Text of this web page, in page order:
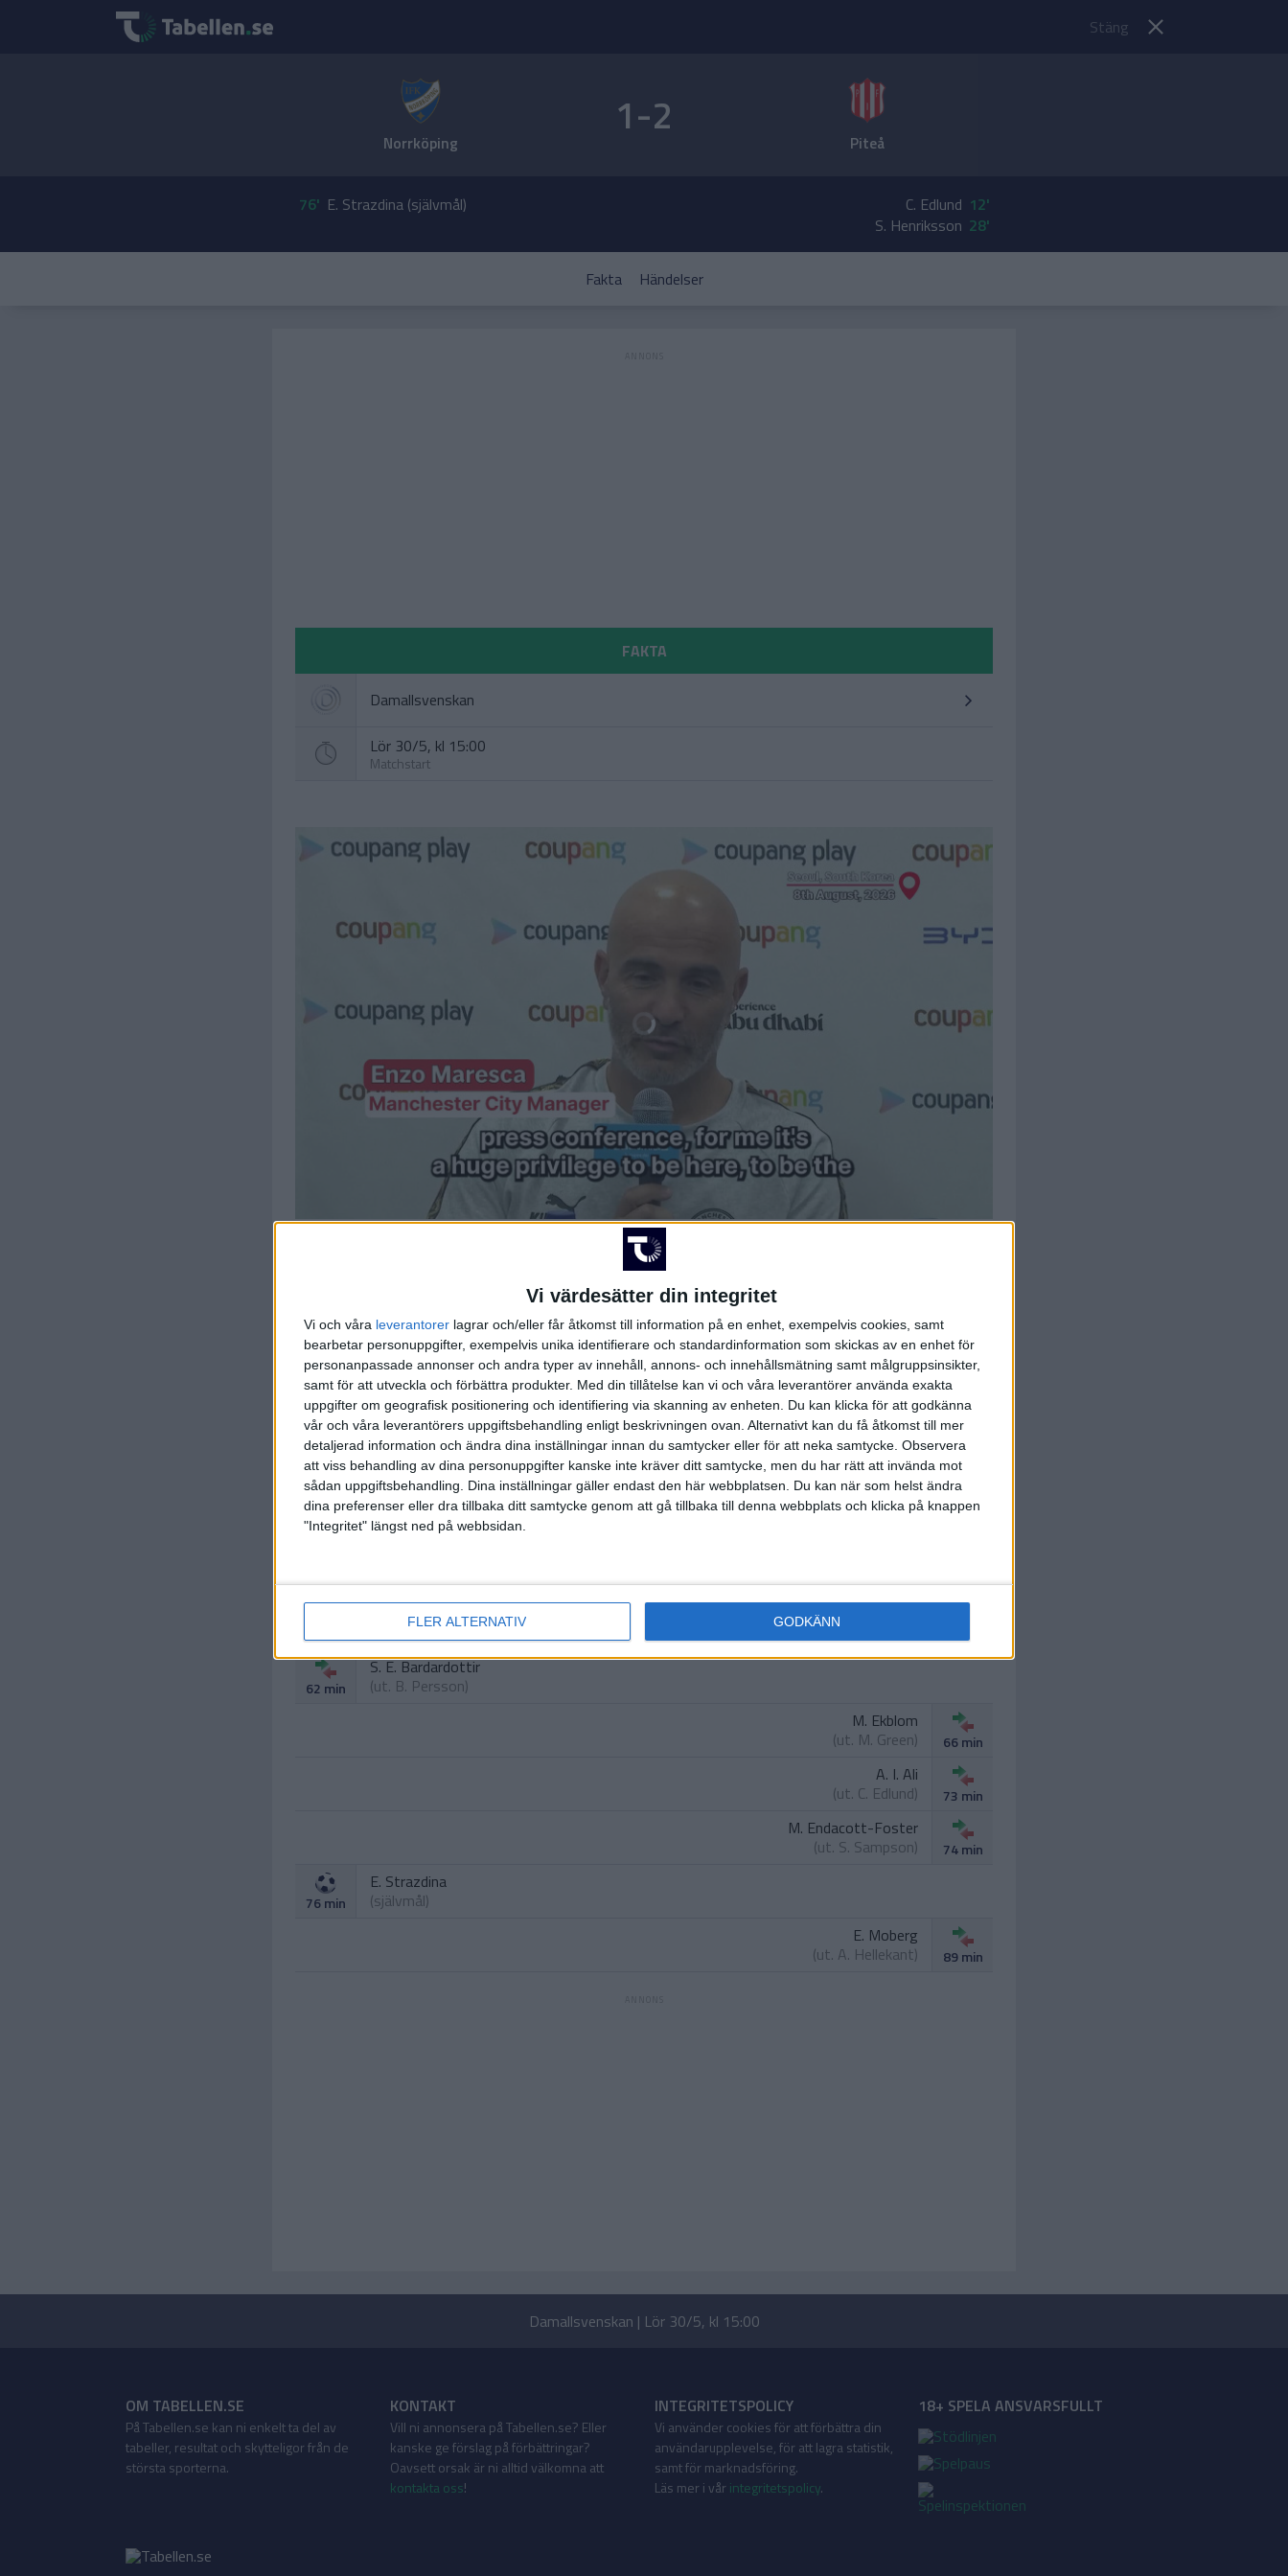
Vi värdesätter din integritet
Vi och våra leverantorer lagrar och/eller får åtkomst till information på en enhet, exempelvis cookies, samt
bearbetar personuppgifter, exempelvis unika identifierare och standardinformation som skickas av en enhet för
personanpassade annonser och andra typer av innehåll, annons- och innehållsmätning samt målgruppsinsikter,
samt för att utveckla och förbättra produkter. Med din tillåtelse kan vi och våra leverantörer använda exakta
uppgifter om geografisk positionering och identifiering via skanning av enheten. Du kan klicka för att godkänna
vår och våra leverantörers uppgiftsbehandling enligt beskrivningen ovan. Alternativt kan du få åtkomst till mer
detaljerad information och ändra dina inställningar innan du samtycker eller för att neka samtycke. Observera
att viss behandling av dina personuppgifter kanske inte kräver ditt samtycke, men du har rätt att invända mot
sådan uppgiftsbehandling. Dina inställningar gäller endast den här webbplatsen. Du kan när som helst ändra
dina preferenser eller dra tillbaka ditt samtycke genom att gå tillbaka till denna webbplats och klicka på knappen
"Integritet" längst ned på webbsidan.
FLER ALTERNATIV GODKÄNN
Stäng
Norrköping 1-2 Piteå
76' E. Strazdina (självmål) C. Edlund 12'
S. Henriksson 28'
Fakta Händelser
FAKTA
Damallsvenskan
Lör 30/5, kl 15:00
Matchstart
HÄNDELSER
C. Edlund
(ass.S. Sampson) 12 min
S. Henriksson
28 min
2:a halvlek
48 min
C. Jones
62 min
(ut.I. Sibley)
62 min
A. H. Ekberg
F. Andersson)
62 min
S. E. Bardardottir
(ut. B. Persson)
M. Ekblom
(ut. M. Green) 66 min
A. I. Ali
(ut. C. Edlund) 73 min
M. Endacott-Foster
(ut. S. Sampson) 74 min
76 min
E. Strazdina
(självmål)
E. Moberg
(ut. A. Hellekant) 89 min
Damallsvenskan | Lör 30/5, kl 15:00
OM TABELLEN.SE
På Tabellen.se kan ni enkelt ta del av
tabeller, resultat och skytteligor från de
största sporterna.
KONTAKT
Vill ni annonsera på Tabellen.se? Eller
kanske ge förslag på förbättringar?
Oavsett orsak är ni alltid välkomna att
kontakta oss!
INTEGRITETSPOLICY
Vi använder cookies för att förbättra din
användarupplevelse, för att lagra statistik,
samt för marknadsföring.
Läs mer i vår integritetspolicy.
18+ SPELA ANSVARSFULLT